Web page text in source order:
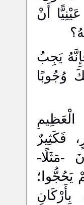
أَنْ
يَجِبُ
وُجُوبًا
فَكَثِيرٌ
-مَثَلًا-
يَحُجُّوا؛